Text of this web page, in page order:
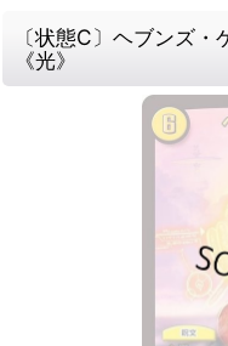
〔状態C〕ヘブンズ
《光》